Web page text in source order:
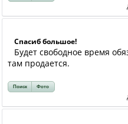
Спасиб большое!
Будет свободное время
там продается.
Поиск Фото